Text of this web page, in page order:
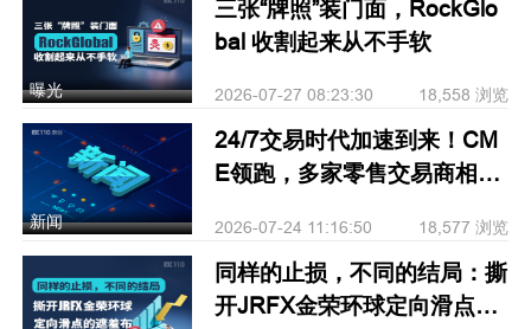
曝光
三张“牌照”装门面，RockGlo
bal 收割起来从不手软
2026-07-27 08:23:30 18,558 浏览
新闻
24/7交易时代加速到来！CM
E领跑，多家零售交易商相继
2026-07-24 11:16:50 18,577 浏览
同样的止损，不同的结局：撕
开JRFX金荣环球定向滑点的